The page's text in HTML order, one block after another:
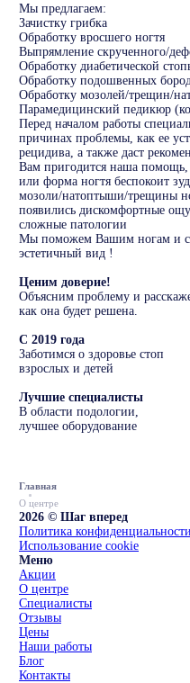
Мы предлагаем:
Зачистку грибка
Обработку вросшего ногтя
Выпрямление скрученного/
Обработку диабетической
Обработку подошвенных
Обработку мозолей/трещин/
Парамедицинский педикюр
Перед началом работы
причинах проблемы, как ее
рецидива, а также даст
Вам пригодится наша помощь,
или форма ногтя беспокоит
мозоли/натоптыши/трещины
появились дискомфортные
сложные патологии
Мы поможем Вашим ногам и
эстетичный вид !
Ценим доверие!
Объясним проблему и
как она будет решена.
С 2019 года
Заботимся о здоровье стоп
взрослых и детей
Лучшие специалисты
В области подологии,
лучшее оборудование
Главная
О центре
2026 © Шаг вперед
Политика конфиденциальности
Использование cookie
Меню
Акции
О центре
Специалисты
Отзывы
Цены
Наши работы
Блог
Контакты